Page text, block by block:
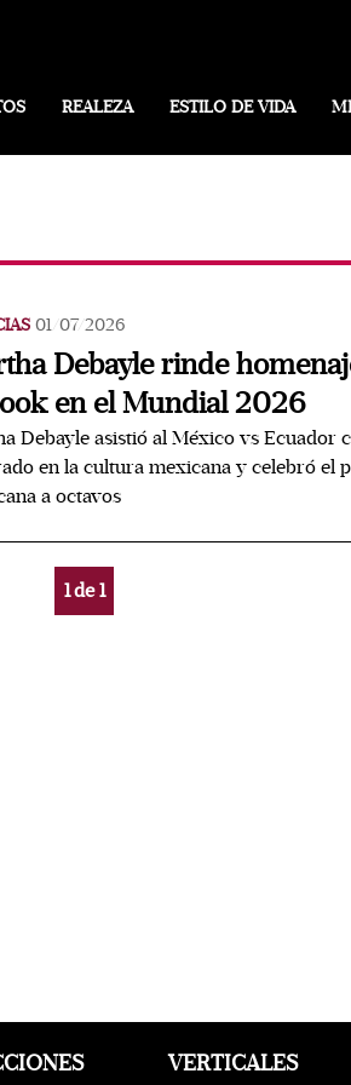
REALEZA ESTILO DE VIDA
01/07/2026
Debayle rinde
en el Mundial 2026
Debayle asistió al México vs Ecuador
en la cultura mexicana y celebró el
a octavos
1de1
VERTICALES